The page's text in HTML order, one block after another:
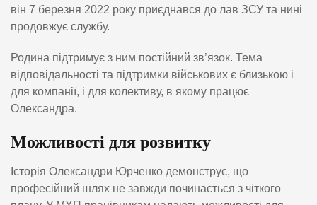
він 7 березня 2022 року приєднався до лав ЗСУ та нині
продовжує службу.
Родина підтримує з ним постійний зв’язок. Тема
відповідальності та підтримки військових є близькою і
для компанії, і для колективу, в якому працює
Олександра.
Можливості для розвитку
Історія Олександри Юрченко демонструє, що
професійний шлях не завжди починається з чіткого